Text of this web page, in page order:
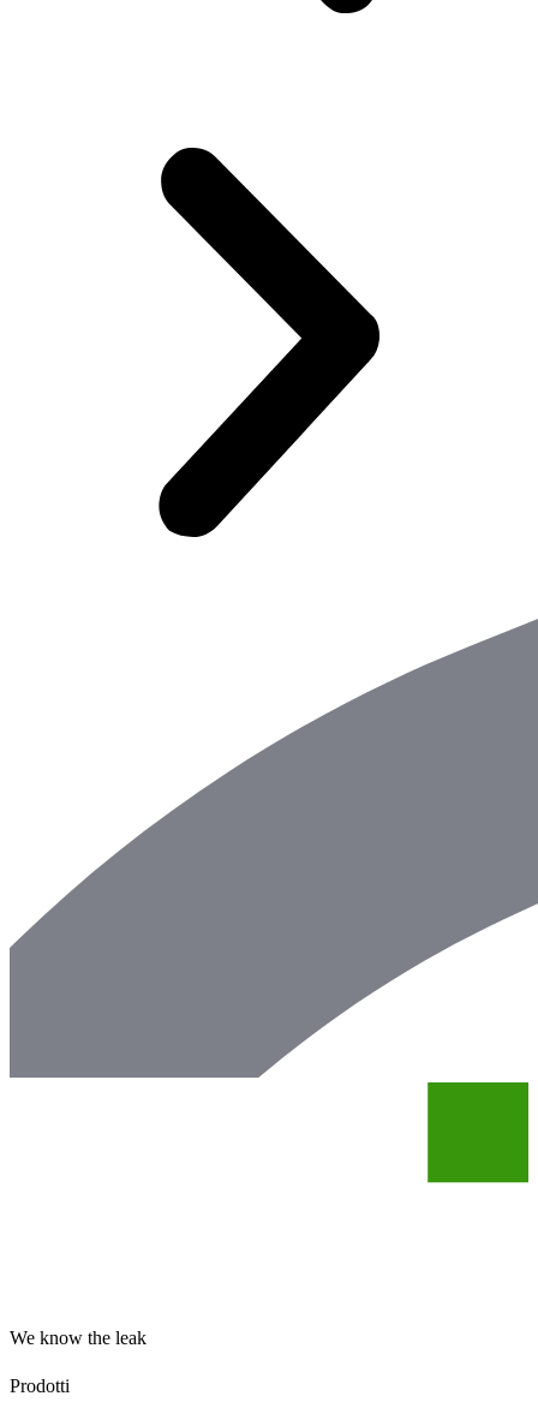
We know the leak
Prodotti